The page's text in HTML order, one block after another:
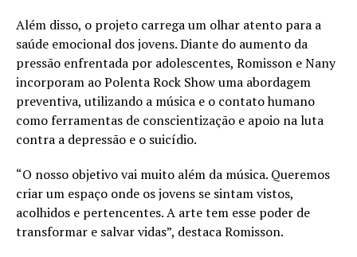
Além disso, o projeto carrega um olhar atento para a
saúde emocional dos jovens. Diante do aumento da
pressão enfrentada por adolescentes, Romisson e Nany
incorporam ao Polenta Rock Show uma abordagem
preventiva, utilizando a música e o contato humano
como ferramentas de conscientização e apoio na luta
contra a depressão e o suicídio.
“O nosso objetivo vai muito além da música. Queremos
criar um espaço onde os jovens se sintam vistos,
acolhidos e pertencentes. A arte tem esse poder de
transformar e salvar vidas”, destaca Romisson.